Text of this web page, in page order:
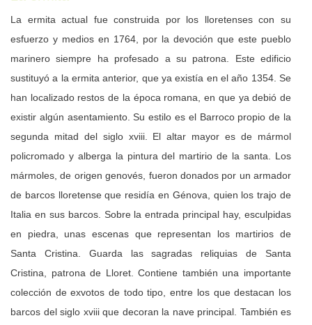
La ermita actual fue construida por los lloretenses con su
esfuerzo y medios en 1764, por la devoción que este pueblo
marinero siempre ha profesado a su patrona. Este edificio
sustituyó a la ermita anterior, que ya existía en el año 1354. Se
han localizado restos de la época romana, en que ya debió de
existir algún asentamiento. Su estilo es el Barroco propio de la
segunda mitad del siglo xviii. El altar mayor es de mármol
policromado y alberga la pintura del martirio de la santa. Los
mármoles, de origen genovés, fueron donados por un armador
de barcos lloretense que residía en Génova, quien los trajo de
Italia en sus barcos. Sobre la entrada principal hay, esculpidas
en piedra, unas escenas que representan los martirios de
Santa Cristina. Guarda las sagradas reliquias de Santa
Cristina, patrona de Lloret. Contiene también una importante
colección de exvotos de todo tipo, entre los que destacan los
barcos del siglo xviii que decoran la nave principal. También es